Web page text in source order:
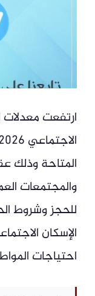
ارتفعت
المتاحة وذلك
والمجتمعات
للحجز وشروط
الإسكان
احتياجات